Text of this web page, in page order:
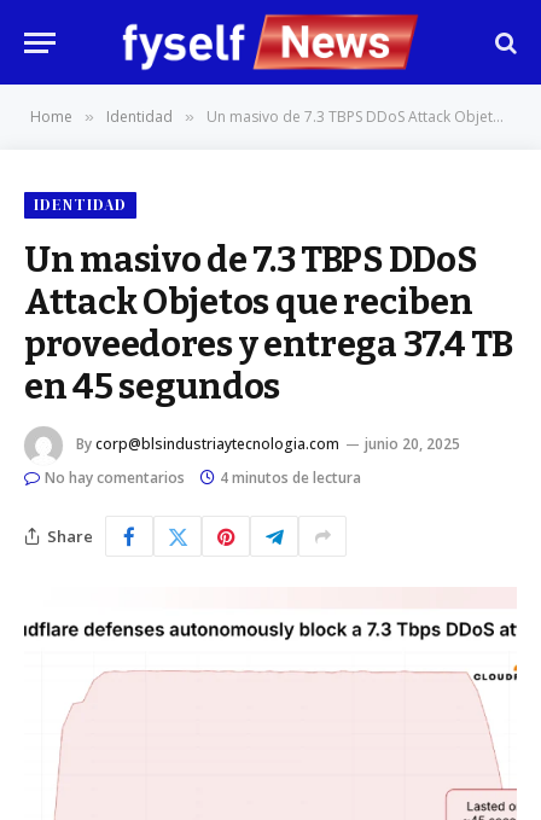
Home » Identidad » Un masivo de 7.3 TBPS DDoS Attack Objetos que reciben proveedores y entrega 37.4 TB en 45 segundos
IDENTIDAD
Un masivo de 7.3 TBPS DDoS
Attack Objetos que reciben
proveedores y entrega 37.4 TB
en 45 segundos
Bycorp@blsindustriaytecnologia.com
junio 20, 2025
No hay comentarios
4 minutos de lectura
Share